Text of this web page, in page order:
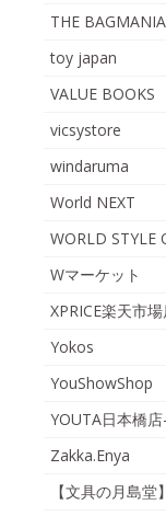
THE
toy japan
VALUE BOOKS
vicsystore
windaruma
World NEXT
WORLD STYLE
Wマーケット
XPRICE楽天市
Yokos
YouShowShop
YOUTA日本橋
Zakka.Enya
【文具の月島